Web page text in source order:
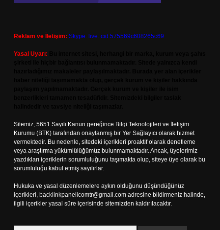
Reklam ve İletişim: Skype: live:.cid.575569c608265c69
Yasal Uyarı:
Sitemiz, 5651 Sayılı Kanun gereğince Bilgi Teknolojileri ve İletişim
Kurumu (BTK) tarafından onaylanmış bir Yer Sağlayıcı olarak hizmet
vermektedir. Bu nedenle, sitedeki içerikleri proaktif olarak denetleme
veya araştırma yükümlülüğümüz bulunmamaktadır. Ancak, üyelerimiz
yazdıkları içeriklerin sorumluluğunu taşımakta olup, siteye üye olarak bu
sorumluluğu kabul etmiş sayılırlar.
Hukuka ve yasal düzenlemelere aykırı olduğunu düşündüğünüz
içerikleri, backlinkpanelicomtr@gmail.com adresine bildirmeniz halinde,
ilgili içerikler yasal süre içerisinde sitemizden kaldırılacaktır.